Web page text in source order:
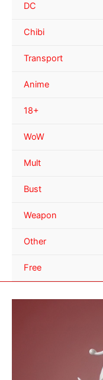
DC
Chibi
Transport
Anime
18+
WoW
Mult
Bust
Weapon
Other
Free